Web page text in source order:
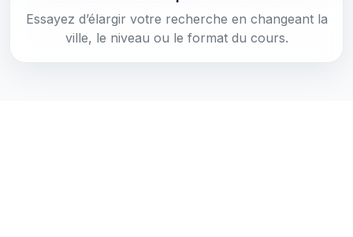
Essayez d’élargir votre recherche en changeant la
ville, le niveau ou le format du cours.